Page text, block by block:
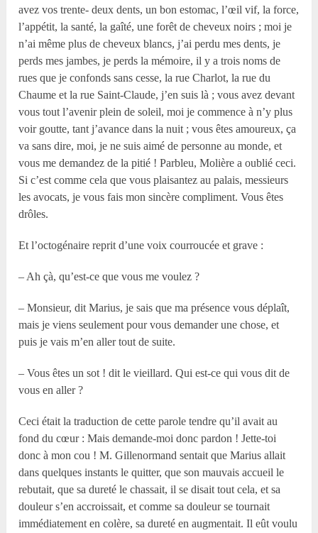
avez vos trente- deux dents, un bon estomac, l’œil vif, la force,
l’appétit, la santé, la gaîté, une forêt de cheveux noirs ; moi je
n’ai même plus de cheveux blancs, j’ai perdu mes dents, je
perds mes jambes, je perds la mémoire, il y a trois noms de
rues que je confonds sans cesse, la rue Charlot, la rue du
Chaume et la rue Saint-Claude, j’en suis là ; vous avez devant
vous tout l’avenir plein de soleil, moi je commence à n’y plus
voir goutte, tant j’avance dans la nuit ; vous êtes amoureux, ça
va sans dire, moi, je ne suis aimé de personne au monde, et
vous me demandez de la pitié ! Parbleu, Molière a oublié ceci.
Si c’est comme cela que vous plaisantez au palais, messieurs
les avocats, je vous fais mon sincère compliment. Vous êtes
drôles.
Et l’octogénaire reprit d’une voix courroucée et grave :
– Ah çà, qu’est-ce que vous me voulez ?
– Monsieur, dit Marius, je sais que ma présence vous déplaît,
mais je viens seulement pour vous demander une chose, et
puis je vais m’en aller tout de suite.
– Vous êtes un sot ! dit le vieillard. Qui est-ce qui vous dit de
vous en aller ?
Ceci était la traduction de cette parole tendre qu’il avait au
fond du cœur : Mais demande-moi donc pardon ! Jette-toi
donc à mon cou ! M. Gillenormand sentait que Marius allait
dans quelques instants le quitter, que son mauvais accueil le
rebutait, que sa dureté le chassait, il se disait tout cela, et sa
douleur s’en accroissait, et comme sa douleur se tournait
immédiatement en colère, sa dureté en augmentait. Il eût voulu